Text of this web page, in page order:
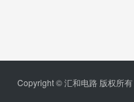
Copyright © 汇和电路 版权所有